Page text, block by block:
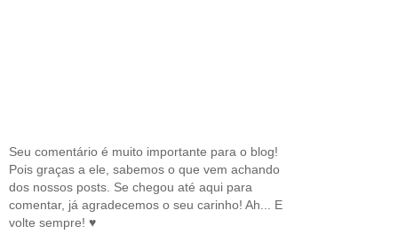
Seu comentário é muito importante para o blog!
Pois graças a ele, sabemos o que vem achando
dos nossos posts. Se chegou até aqui para
comentar, já agradecemos o seu carinho! Ah... E
volte sempre! ♥